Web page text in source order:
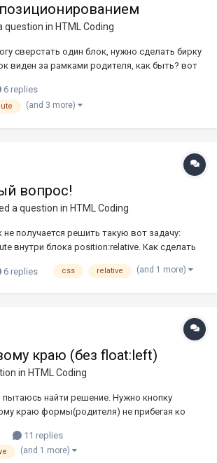
question in HTML Coding
сверстать один блок, нужно сделать бирку
виден за рамками родителя, как быть? вот
alt="img"> <h3 class="sal">$30.00</h3> <div
STELLA MCCARTN...
6 replies
(and 3 more)
вопрос!
a question in HTML Coding
получается решить такую вот задачу:
внутри блока position:relative. Как сделать
Сначала думал clearfix поможет, но он не
6 replies css relative (and 1 more)
краю (без float:left)
in HTML Coding
найти решение. Нужно кнопку
краю формы(родителя) не прибегая ко
(рамочку и т.д. упустил)
width: auto; position: absolute; right: 0px;} Для
11 replies
(and 1 more)